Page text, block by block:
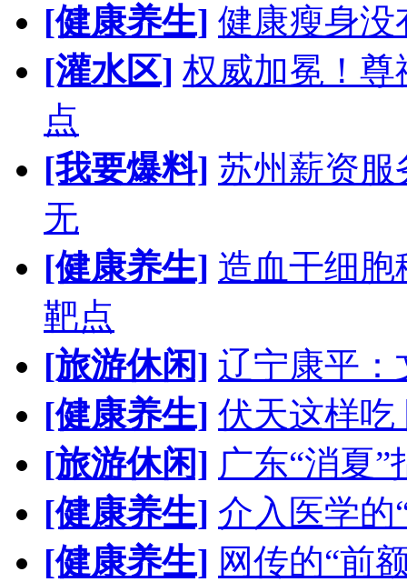
[健康养生] 健康瘦身没
[灌水区] 权威加冕！
点
[我要爆料] 苏州薪资服
无
[健康养生] 造血干细
靶点
[旅游休闲] 辽宁康平：
[健康养生] 伏天这样吃
[旅游休闲] 广东“消夏”
[健康养生] 介入医学的
[健康养生] 网传的“前